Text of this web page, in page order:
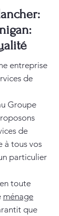
entreprise
de
Groupe
de
à tous vos
particulier
toute
ménage
que